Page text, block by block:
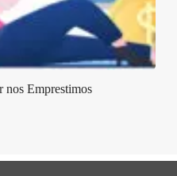
nos Emprestimos